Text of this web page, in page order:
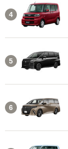
4
5
6